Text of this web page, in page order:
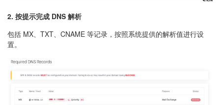
2. 按提示完成 DNS 解析
包括 MX、TXT、CNAME 等记录，按照系统提供的解析值进行设
置。